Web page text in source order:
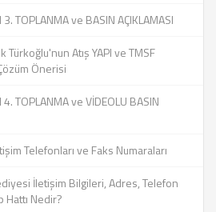
3. TOPLANMA ve BASIN AÇIKLAMASI
Atış YAPI ve TMSF
Önerisi
4. TOPLANMA ve VİDEOLU BASIN
Telefonları ve Faks Numaraları
İletişim Bilgileri, Adres, Telefon
Hattı Nedir?